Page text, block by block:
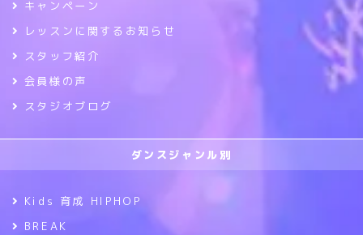
キャンペーン
レッスンに関するお知らせ
スタッフ紹介
会員様の声
スタジオブログ
ダンスジャンル別
Kids 育成 HIPHOP
BREAK